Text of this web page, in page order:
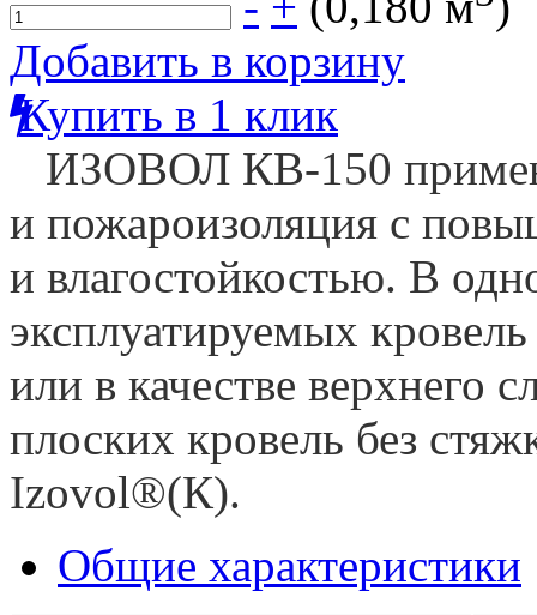
Добавить в корзину
Купить в 1 клик
ИЗОВОЛ КВ-150
и пожароизоляция c
и влагостойкостью. В
эксплуатируемых
или в качестве верхнего
плоских кровель без
Izovol®(К).
Общие характеристики